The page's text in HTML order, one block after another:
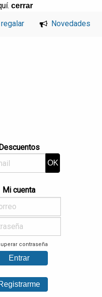
. cerrar
regalar Novedades
Mi cuenta
contraseña